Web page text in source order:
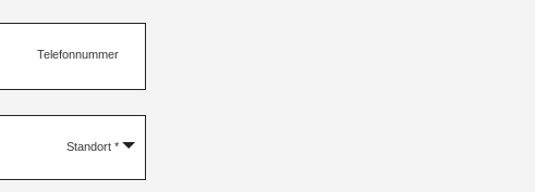
Telefonnummer
Standort *